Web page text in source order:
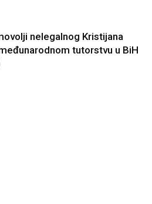
nelegalnog Kristijana
tutorstvu u BiH